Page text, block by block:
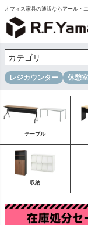
オフィス家具の通販ならアール・
レジカウンター 休憩
テーブル
収納